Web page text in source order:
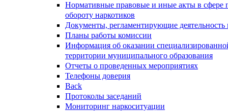
Нормативные правовые и иные акты в сфере
обороту наркотиков
Документы, регламентирующие деятельность
Планы работы комиссии
Информация об оказании
территории муниципального образования
Отчеты о проведенных мероприятиях
Телефоны доверия
Back
Протоколы заседаний
Мониторинг наркоситуации